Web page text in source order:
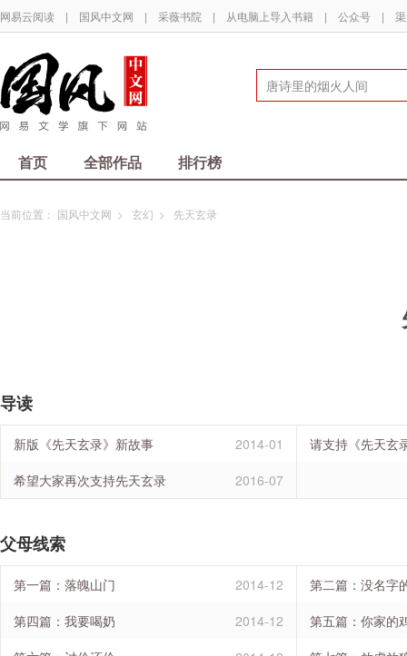
网易云阅读 | 国风中文网 | 采薇书院 | 从电脑上导入书籍 | 公众号 |
首页 全部作品 排行榜
当前位置： 国风中文网 > 玄幻 > 先天玄录
导读
新版《先天玄录》新故事 2014-01
请支持《先天玄
希望大家再次支持先天玄录
2016-07
父母线索
第一篇：落魄山门 2014-12
第二篇：没名字
第四篇：我要喝奶
2014-12
第五篇：你家的